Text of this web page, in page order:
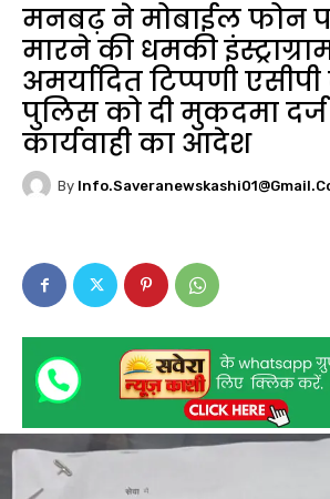
मनबढ़ ने मोबाईल फोन
मारने की धमकी
अमर्यादित टिप्पणी
पुलिस को दी मुकदमा
कार्यवाही का आदेश
By